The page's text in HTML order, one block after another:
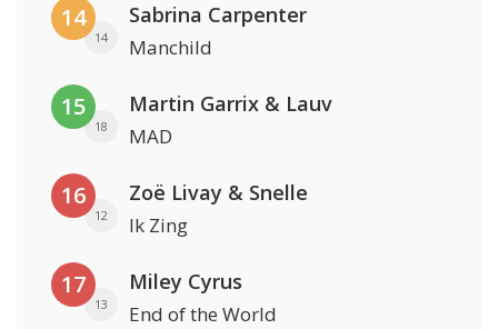
14
14
Sabrina Carpenter
Manchild
15
18
Martin Garrix & Lauv
MAD
16
12
Zoë Livay & Snelle
Ik Zing
17
13
Miley Cyrus
End of the World